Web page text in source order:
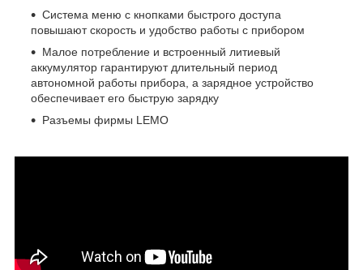
Система меню с кнопками быстрого доступа
повышают скорость и удобство работы с прибором
Малое потребление и встроенный литиевый
аккумулятор гарантируют длительный период
автономной работы прибора, а зарядное устройство
обеспечивает его быструю зарядку
Разъемы фирмы LEMO